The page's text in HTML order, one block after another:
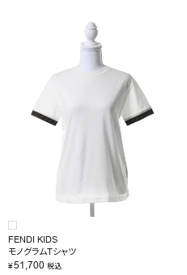
FENDI KIDS
モノグラムTシャツ
¥51,700 税込